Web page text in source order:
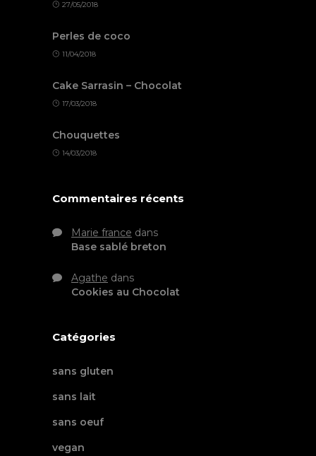
27/05/2018
Perles de coco
11/04/2018
Cake Sarrasin – Chocolat
17/03/2018
Chouquettes
14/03/2018
Commentaires récents
Marie france dans
Base sablé breton
Agathe dans
Cookies au Chocolat
Catégories
sans gluten
sans lait
sans oeuf
vegan